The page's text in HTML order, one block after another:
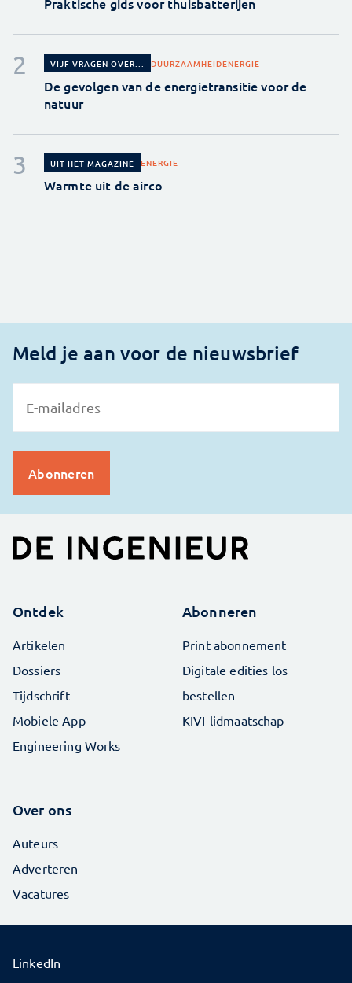
Praktische gids voor thuisbatterijen
VIJF VRAGEN OVER... DUURZAAMHEIDENERGIE
De gevolgen van de energietransitie voor de
natuur
UIT HET MAGAZINE ENERGIE
Warmte uit de airco
Meld je aan voor de nieuwsbrief
Ontdek
Artikelen
Dossiers
Tijdschrift
Mobiele App
Engineering Works
Abonneren
Print abonnement
Digitale edities los
bestellen
KIVI-lidmaatschap
Over ons
Auteurs
Adverteren
Vacatures
LinkedIn